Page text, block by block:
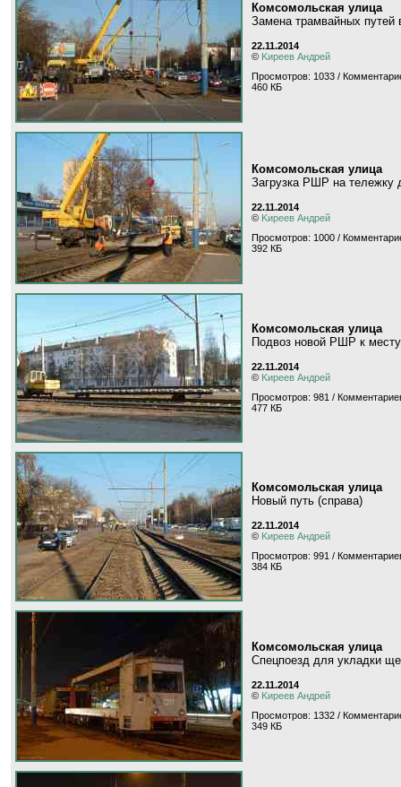
Комсомольская улица
Замена трамвайных путей
22.11.2014
© Kиpeeв Aндpeй
Просмотров: 1033 /
460 КБ
Комсомольская улица
Загрузка РШР на тележку
22.11.2014
© Kиpeeв Aндpeй
Просмотров: 1000 /
392 КБ
Комсомольская улица
Подвоз новой РШР к
22.11.2014
© Kиpeeв Aндpeй
Просмотров: 981 /
477 КБ
Комсомольская улица
Новый путь (справа)
22.11.2014
© Kиpeeв Aндpeй
Просмотров: 991 /
384 КБ
Комсомольская улица
Спецпоезд для укладки
22.11.2014
© Kиpeeв Aндpeй
Просмотров: 1332 /
349 КБ